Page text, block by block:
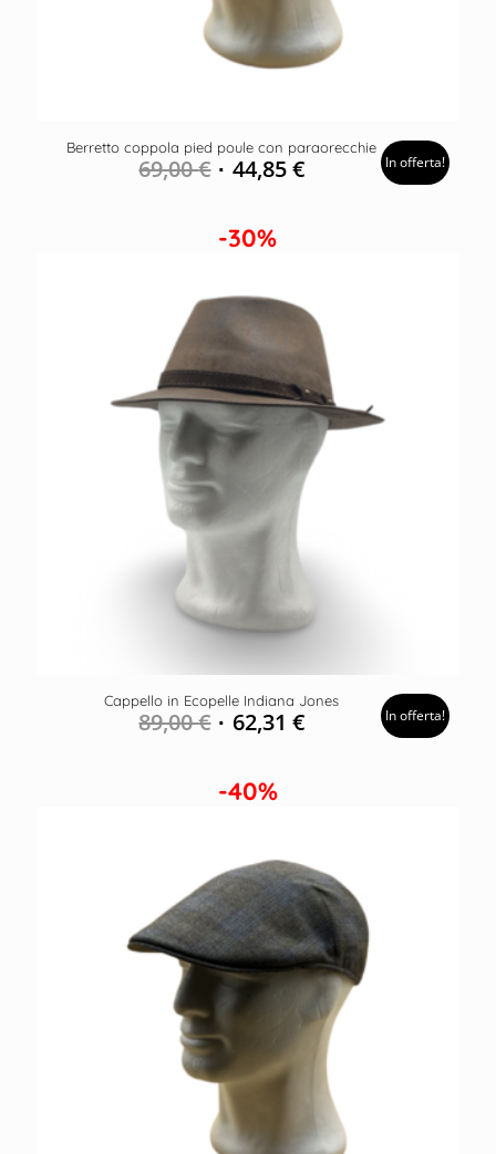
Berretto coppola pied poule con paraorecchie
69,00€ 44,85€ In offerta!
-30%
Cappello in Ecopelle Indiana Jones
89,00€ 62,31€ In offerta!
-40%